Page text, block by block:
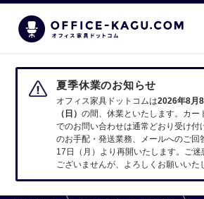
夏季休業のお知らせ
オフィス家具ドットコムは2026年8月
（日）の間、休業といたします。カー
でのお問い合わせは通常どおり受け付
のお手配・発送業務、メールへのご回
17日（月）より再開いたします。ご
ございませんが、よろしくお願いいた